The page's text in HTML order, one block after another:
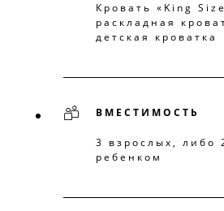
Кровать «King
раскладная
детская кроватка
ВМЕСТИМОСТЬ
3 взрослых, либо
ребенком